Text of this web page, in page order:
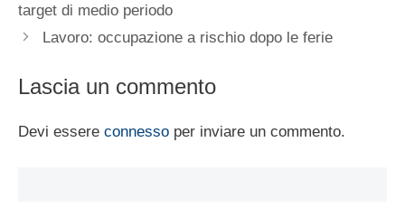
target di medio periodo
Lavoro: occupazione a rischio dopo le ferie
Lascia un commento
Devi essere connesso per inviare un commento.